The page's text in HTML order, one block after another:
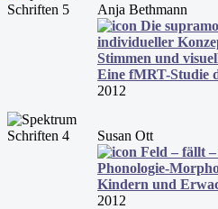
Anja Bethmann
Die
individueller
Stimmen und
Eine fMRT-Studie
2012
Susan Ott
Feld – fällt
Phonologie-
Kindern und
2012